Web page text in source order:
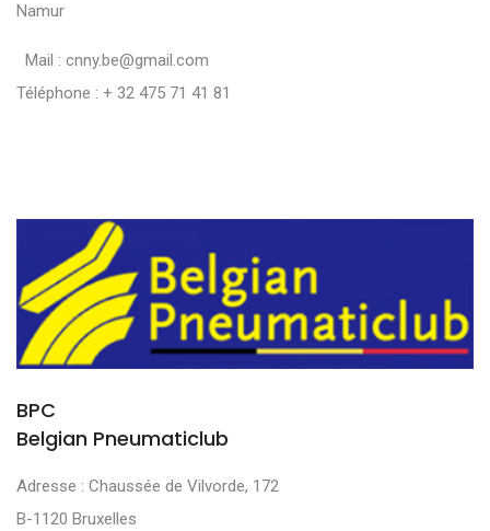
Namur
Mail : cnny.be@gmail.com
Téléphone : + 32 475 71 41 81
BPC
Belgian Pneumaticlub
Adresse : Chaussée de Vilvorde, 172
B-1120 Bruxelles